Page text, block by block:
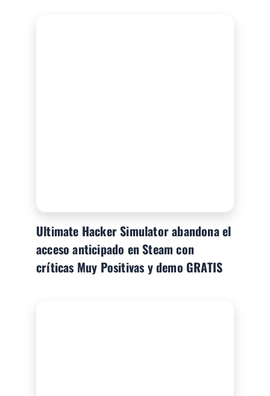
Ultimate Hacker Simulator abandona el
acceso anticipado en Steam con
críticas Muy Positivas y demo GRATIS